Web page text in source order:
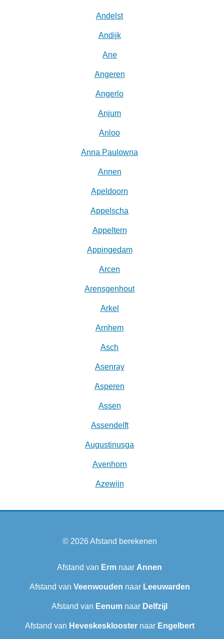
Andelst
Andijk
Ane
Angeren
Angerlo
Anjum
Anloo
Anna Paulowna
Annen
Apeldoorn
Appelscha
Appeltern
Appingedam
Arcen
Arensgenhout
Arkel
Arnhem
Asch
Asenray
Asperen
Assen
Assendelft
Augustinusga
Avenhorn
Azewijn
© 2026Afstand berekenen
Afstand van Erm naar Annen
Afstand van Veenwouden naar Leeuwarden
Afstand van Eenum naar Delfzijl
Afstand van Heveskesklooster‎naar Engelbert